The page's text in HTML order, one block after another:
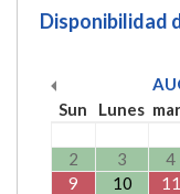
Disponibilidad
Sun
Lunes
2
3 4
9
10 11